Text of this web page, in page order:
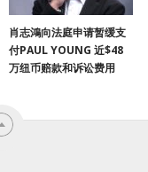
肖志鴻向法庭申请暂缓支
付PAUL YOUNG 近$48
万纽币赔款和诉讼费用